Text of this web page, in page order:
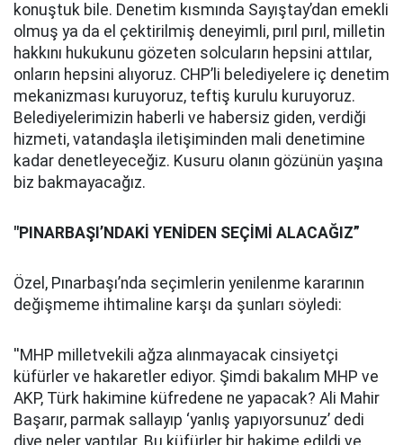
konuştuk bile. Denetim kısmında Sayıştay’dan emekli
olmuş ya da el çektirilmiş deneyimli, pırıl pırıl, milletin
hakkını hukukunu gözeten solcuların hepsini attılar,
onların hepsini alıyoruz. CHP’li belediyelere iç denetim
mekanizması kuruyoruz, teftiş kurulu kuruyoruz.
Belediyelerimizin haberli ve habersiz giden, verdiği
hizmeti, vatandaşla iletişiminden mali denetimine
kadar denetleyeceğiz. Kusuru olanın gözünün yaşına
biz bakmayacağız.
"PINARBAŞI’NDAKİ YENİDEN SEÇİMİ ALACAĞIZ”
Özel, Pınarbaşı’nda seçimlerin yenilenme kararının
değişmeme ihtimaline karşı da şunları söyledi:
''MHP milletvekili ağza alınmayacak cinsiyetçi
küfürler ve hakaretler ediyor. Şimdi bakalım MHP ve
AKP, Türk hakimine küfredene ne yapacak? Ali Mahir
Başarır, parmak sallayıp ‘yanlış yapıyorsunuz’ dedi
diye neler yaptılar. Bu küfürler bir hakime edildi ve